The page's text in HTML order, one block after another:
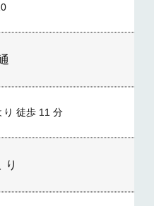
り 徒歩 11 分
り